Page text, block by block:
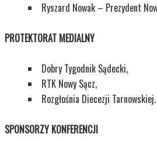
Ryszard Nowak – Prezydent
PROTEKTORAT MEDIALNY
Dobry Tygodnik Sądecki,
RTK Nowy Sącz,
Rozgłośnia Diecezji Tarnowskiej.
SPONSORZY KONFERENCJI